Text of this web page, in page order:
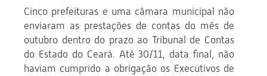
Cinco prefeituras e uma câmara municipal não
enviaram as prestações de contas do mês de
outubro dentro do prazo ao Tribunal de Contas
do Estado do Ceará. Até 30/11, data final, não
haviam cumprido a obrigação os Executivos de